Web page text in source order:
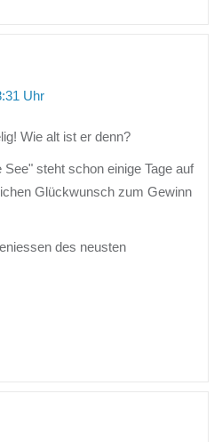
Uhr
Wie alt ist er denn?
steht schon einige Tage auf
Glückwunsch zum Gewinn
des neusten